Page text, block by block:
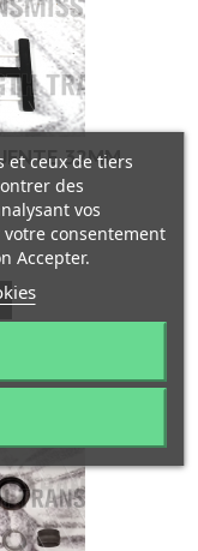
32MM
et ceux de tiers
des
vos
consentement
Accepter.